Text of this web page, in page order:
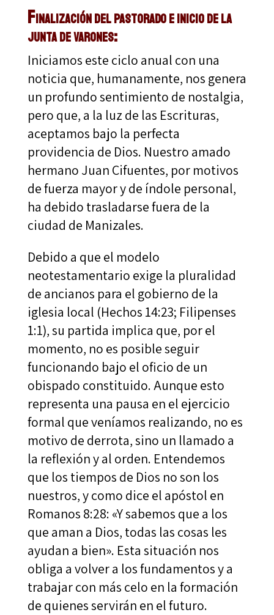
Finalización del pastorado e inicio de la
junta de varones:
Iniciamos este ciclo anual con una
noticia que, humanamente, nos genera
un profundo sentimiento de nostalgia,
pero que, a la luz de las Escrituras,
aceptamos bajo la perfecta
providencia de Dios. Nuestro amado
hermano Juan Cifuentes, por motivos
de fuerza mayor y de índole personal,
ha debido trasladarse fuera de la
ciudad de Manizales.
Debido a que el modelo
neotestamentario exige la pluralidad
de ancianos para el gobierno de la
iglesia local (Hechos 14:23; Filipenses
1:1), su partida implica que, por el
momento, no es posible seguir
funcionando bajo el oficio de un
obispado constituido. Aunque esto
representa una pausa en el ejercicio
formal que veníamos realizando, no es
motivo de derrota, sino un llamado a
la reflexión y al orden. Entendemos
que los tiempos de Dios no son los
nuestros, y como dice el apóstol en
Romanos 8:28: «Y sabemos que a los
que aman a Dios, todas las cosas les
ayudan a bien». Esta situación nos
obliga a volver a los fundamentos y a
trabajar con más celo en la formación
de quienes servirán en el futuro.